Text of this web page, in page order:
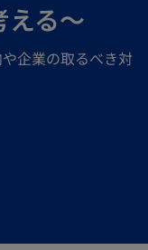
える～
企業の取るべき対